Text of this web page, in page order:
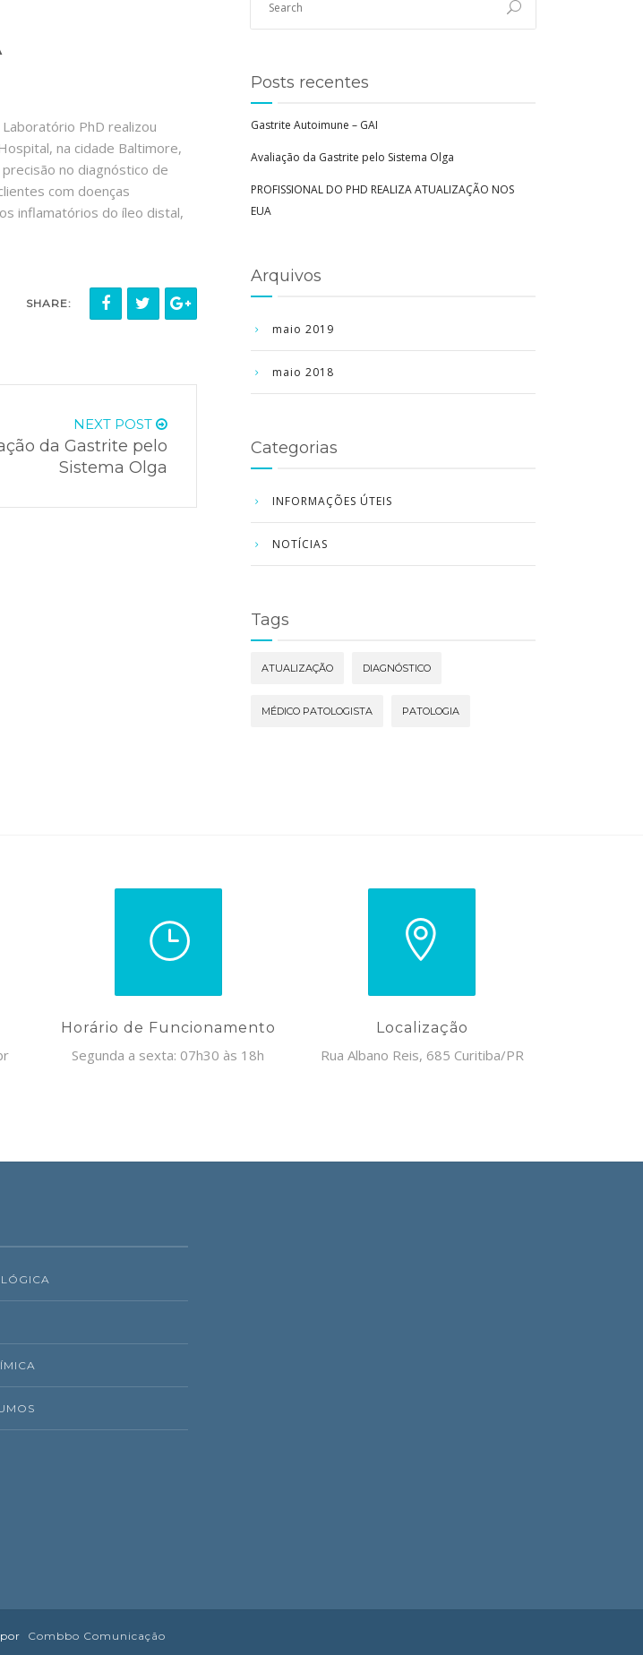
PhD realizou
na cidade Baltimore,
no diagnóstico de
com doenças
inflamatórios do íleo distal,
SHARE:
NEXT POST
da Gastrite pelo
Sistema Olga
Posts recentes
Gastrite Autoimune – GAI
Avaliação da Gastrite pelo Sistema Olga
PROFISSIONAL DO PHD REALIZA ATUALIZAÇÃO NOS
EUA
Arquivos
maio 2019
maio 2018
Categorias
INFORMAÇÕES ÚTEIS
NOTÍCIAS
Tags
ATUALIZAÇÃO DIAGNÓSTICO
MÉDICO PATOLOGISTA PATOLOGIA
Horário de Funcionamento
Segunda a sexta: 07h30 às 18h
Localização
Rua Albano Reis, 685 Curitiba/PR
Combbo Comunicação